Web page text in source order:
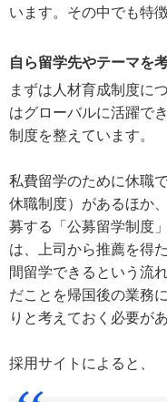
います。その中でも特
自ら留学先やテーマを
まずは人材育成制度に
はグローバルに活躍で
制度を整えています。
私費留学のために休職
休職制度）があるほか
募する「公募留学制度
は、上司から推薦を得
間留学できるという流
だことを帰国後の業務
りと考えておく必要があ
採用サイトによると、